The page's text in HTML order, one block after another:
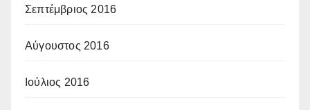
Σεπτέμβριος 2016
Αύγουστος 2016
Ιούλιος 2016